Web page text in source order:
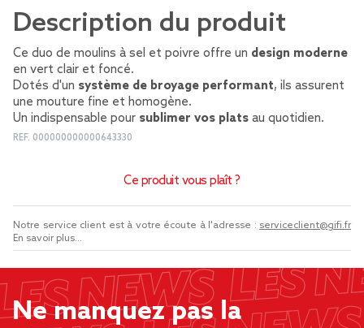
Description du produit
Ce duo de moulins à sel et poivre offre un design moderne
en vert clair et foncé.
Dotés d'un système de broyage performant, ils assurent
une mouture fine et homogène.
Un indispensable pour sublimer vos plats au quotidien.
REF. 000000000000643330
Ce produit vous plaît ?
Notre service client est à votre écoute à l'adresse : serviceclient@gifi.fr
En savoir plus...
Ne manquez pas la